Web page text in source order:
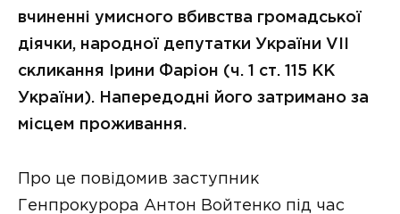
вчиненні умисного вбивства громадської
діячки, народної депутатки України VII
скликання Ірини Фаріон (ч. 1 ст. 115 КК
України). Напередодні його затримано за
місцем проживання.
Про це повідомив заступник
Генпрокурора Антон Войтенко під час